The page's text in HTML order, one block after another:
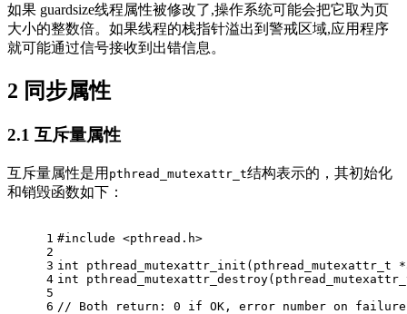
如果 guardsize线程属性被修改了,操作系统可能会把它取为页
大小的整数倍。如果线程的栈指针溢出到警戒区域,应用程序
就可能通过信号接收到出错信息。
2 同步属性
2.1 互斥量属性
互斥量属性是用 pthread_mutexattr_t结构表示的，其初始化
和销毁函数如下：
1
2
3
4
5
6
#include <pthread.h>
int
pthread_mutexattr_init ( pthread_mutexattr_t
int
pthread_mutexattr_destroy(
// Both return: 0 if OK, error number on failure